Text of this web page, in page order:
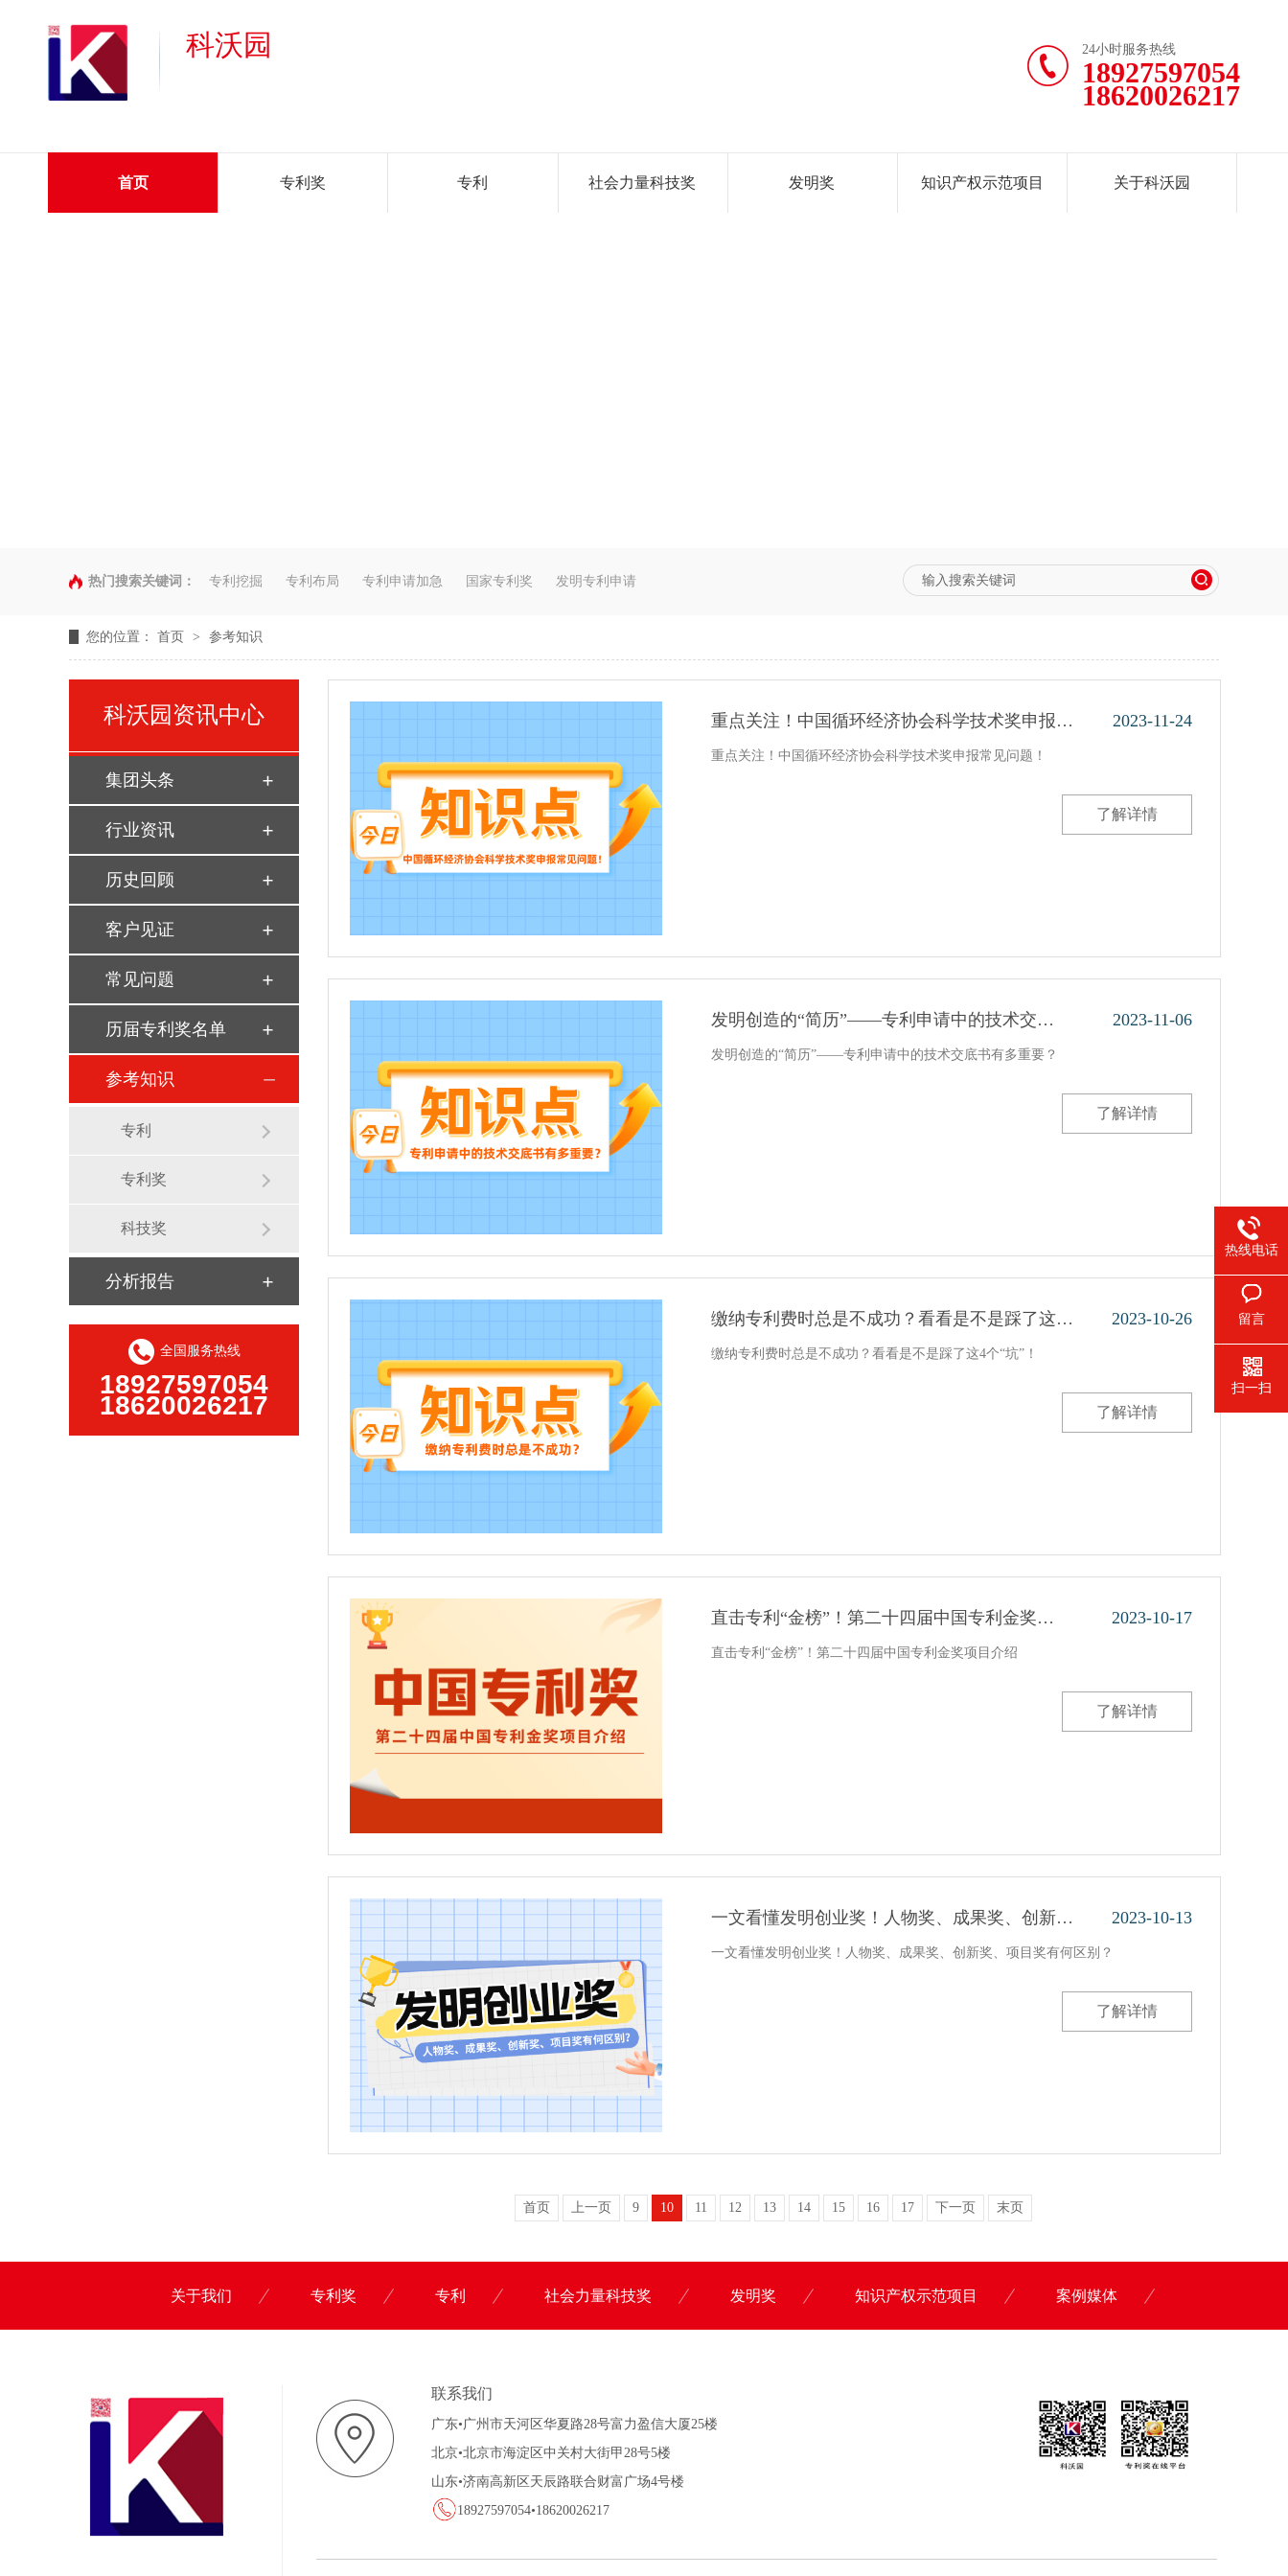
24小时服务热线
18927597054
18620026217
科沃园
首页 专利奖 专利 社会力量科技奖 发明奖 知识产权示范项目 关于科沃园
热门搜索关键词： 专利挖掘 专利布局 专利申请加急 国家专利奖 发明专利申请
您的位置： 首页 > 参考知识
科沃园资讯中心
集团头条
行业资讯
历史回顾
客户见证
常见问题
历届专利奖名单
参考知识
专利
专利奖
科技奖
分析报告
全国服务热线
18927597054
18620026217
重点关注！中国循环经济协会科学技术奖申报… 2023-11-24
重点关注！中国循环经济协会科学技术奖申报常见问题！
了解详情
发明创造的“简历”——专利申请中的技术交… 2023-11-06
发明创造的“简历”——专利申请中的技术交底书有多重要？
了解详情
缴纳专利费时总是不成功？看看是不是踩了这… 2023-10-26
缴纳专利费时总是不成功？看看是不是踩了这4个“坑”！
了解详情
直击专利“金榜”！第二十四届中国专利金奖… 2023-10-17
直击专利“金榜”！第二十四届中国专利金奖项目介绍
了解详情
一文看懂发明创业奖！人物奖、成果奖、创新… 2023-10-13
一文看懂发明创业奖！人物奖、成果奖、创新奖、项目奖有何区别？
了解详情
首页 上一页 9 10 11 12 13 14 15 16 17 下一页 末页
关于我们 专利奖 专利 社会力量科技奖 发明奖 知识产权示范项目 案例媒体
联系我们
广东•广州市天河区华夏路28号富力盈信大厦25楼
北京•北京市海淀区中关村大街甲28号5楼
山东•济南高新区天辰路联合财富广场4号楼
18927597054•18620026217
热线电话
留言
扫一扫